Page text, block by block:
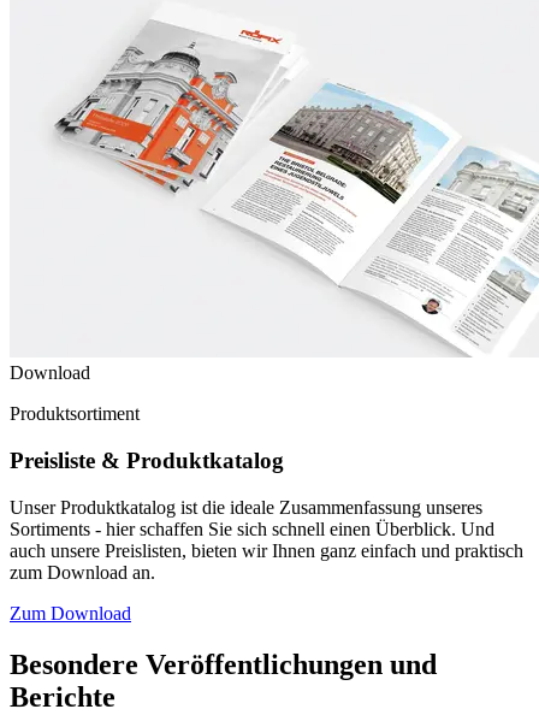
Download
Produktsortiment
Preisliste & Produktkatalog
Unser Produktkatalog ist die ideale Zusammenfassung unseres
Sortiments - hier schaffen Sie sich schnell einen Überblick. Und
auch unsere Preislisten, bieten wir Ihnen ganz einfach und praktisch
zum Download an.
Zum Download
Besondere Veröffentlichungen und
Berichte